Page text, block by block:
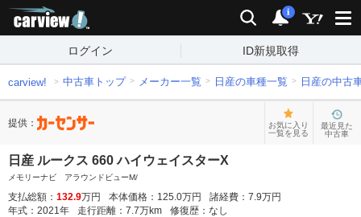
検索 通知
i
ログイン ID新規取得
carview! 中古車トップ メーカー一覧 日産の車種一覧 日産の中古
提供：
お気に入り
一覧を見る
最近見た
中古車
日産 ルークス 660 ハイウェイスターX
メモリーナビ アラウンドビューM/
支払総額： 132.9万円 本体価格： 125.0万円 諸経費： 7.9万円
年式： 2021年 走行距離： 7.7万km 修復歴： なし